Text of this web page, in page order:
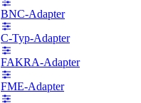
BNC-Adapter
C-Typ-Adapter
FAKRA-Adapter
FME-Adapter